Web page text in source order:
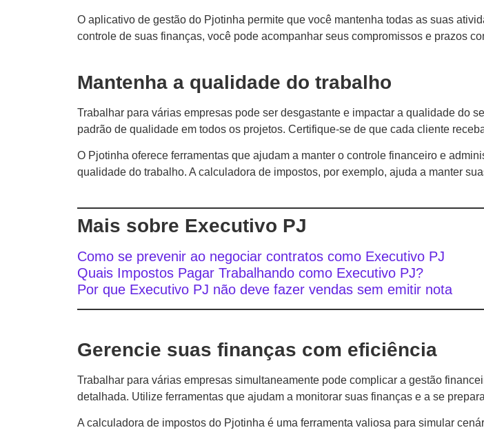
O aplicativo de gestão do Pjotinha permite que você mantenha todas as suas
controle de suas finanças, você pode acompanhar seus compromissos e prazos
Mantenha a qualidade do trabalho
Trabalhar para várias empresas pode ser desgastante e impactar a qualidade do
padrão de qualidade em todos os projetos. Certifique-se de que cada cliente
O Pjotinha oferece ferramentas que ajudam a manter o controle financeiro e
qualidade do trabalho. A calculadora de impostos, por exemplo, ajuda a manter
Mais sobre Executivo PJ
Como se prevenir ao negociar contratos como Executivo PJ
Quais Impostos Pagar Trabalhando como Executivo PJ?
Por que Executivo PJ não deve fazer vendas sem emitir nota
Gerencie suas finanças com eficiência
Trabalhar para várias empresas simultaneamente pode complicar a gestão
detalhada. Utilize ferramentas que ajudam a monitorar suas finanças e a se
A calculadora de impostos do Pjotinha é uma ferramenta valiosa para simular